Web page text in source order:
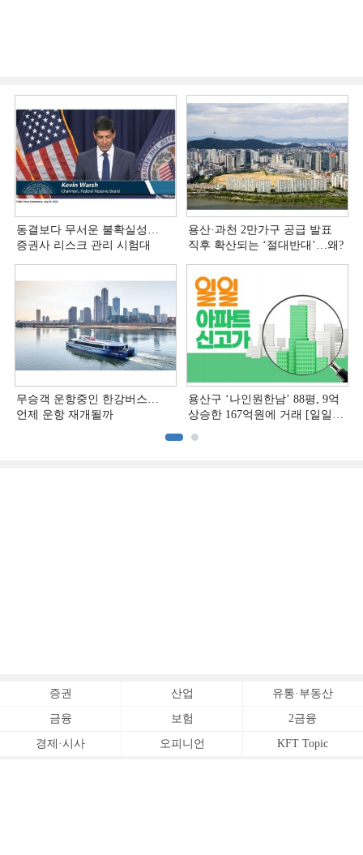
동결보다 무서운 불확실성…
증권사 리스크 관리 시험대
용산·과천 2만가구 공급 발표
직후 확산되는 ‘절대반대’…왜?
무승객 운항중인 한강버스…
언제 운항 재개될까
용산구 ‘나인원한남’ 88평, 9억
상승한 167억원에 거래 [일일
증권 산업 유통·부동산
금융 보험 2금융
경제·시사 오피니언 KFT Topic